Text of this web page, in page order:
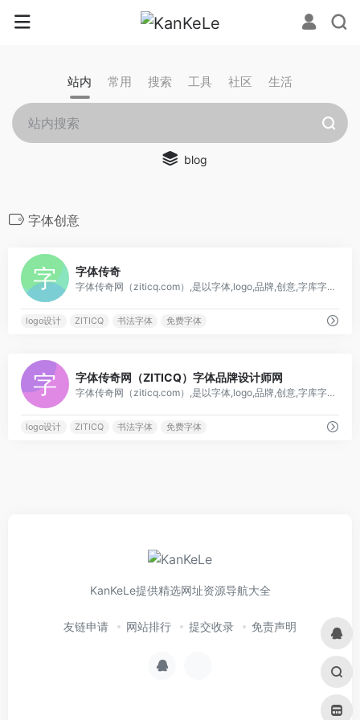
站内 常用 搜索 工具 社区 生活
blog
字体创意
字体传奇
字体传奇网（ziticq.com）,是以字体,logo,品牌,创意,字库字体设计为主,他们为了设计不抛弃,不放弃,旨在共同提高大家的设计水平,为设计而坚持！
logo设计 ZITICQ 书法字体 免费字体
字体传奇网（ZITICQ）字体品牌设计师网
字体传奇网（ziticq.com）,是以字体,logo,品牌,创意,字库字体设计为主,他们为了设计不抛弃,不放弃,旨在共同提高大家的设计水平,为设计而坚持！
logo设计 ZITICQ 书法字体 免费字体
KanKeLe提供精选网址资源导航大全
友链申请 网站排行 提交收录 免责声明